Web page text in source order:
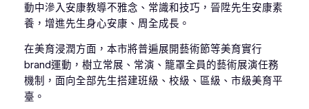
動中滲入安康教導不雅念、常識和技巧，晉陞先生安康素
養，增進先生身心安康、周全成長。
在美育浸潤方面，本市將普遍展開藝術節等美育實行
brand運動，樹立常展、常演、籠罩全員的藝術展演任務
機制，面向全部先生搭建班級、校級、區級、市級美育平
臺。